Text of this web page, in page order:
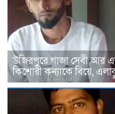
উজিরপুরে গাজা সেবী আর
কিশোরী কন্যাকে বিয়ে,